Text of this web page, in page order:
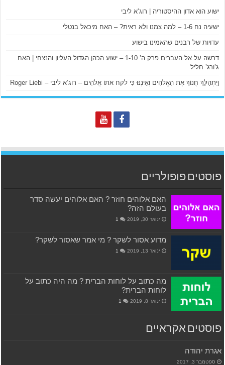
ישוע הוא אדון ההיסטוריה | רוג’א ליבי
ישעיה נח 1-6 – למה צמנו ולא ראית? – האח מיכאל בנטלי
עדויות של רבנים שהאמינו בישוע
דרשה על אל העברים פרק ה’ 1-10 – ישוע הכהן הגדול העליון והנצחי | האח
ג’ורג’ חליל
וַיִּתְהַלֵּךְ חֲנוֹךְ אֶת הָאֱלֹהִים וְאֵינֶנּוּ כִּי לקח אֹתוֹ אֱלֹהִים – רוג’א ליבי – Roger Liebi
פוסטים פופולריים
האם אלוהים חוזר ? האם אלוהים יעשה סדר
בעולם הזה?
ינואר 30, 2019 1
מדוע אסור לשקר ? מי אמר שאסור לשקר?
ינואר 13, 2019 1
מה כתוב על לוחות הברית ? מה היה כתוב על
לוחות הברית?
ינואר 8, 2019 1
פוסטים אקראיים
אגרת יהודה
ספטמבר 3, 2017